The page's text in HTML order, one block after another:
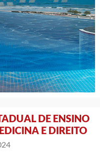
DE ENSINO
E DIREITO